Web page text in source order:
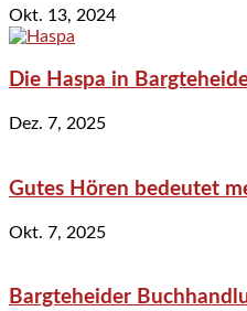
Okt. 13, 2024
Die Haspa in
Dez. 7, 2025
Gutes Hören bedeutet
Okt. 7, 2025
Bargteheider